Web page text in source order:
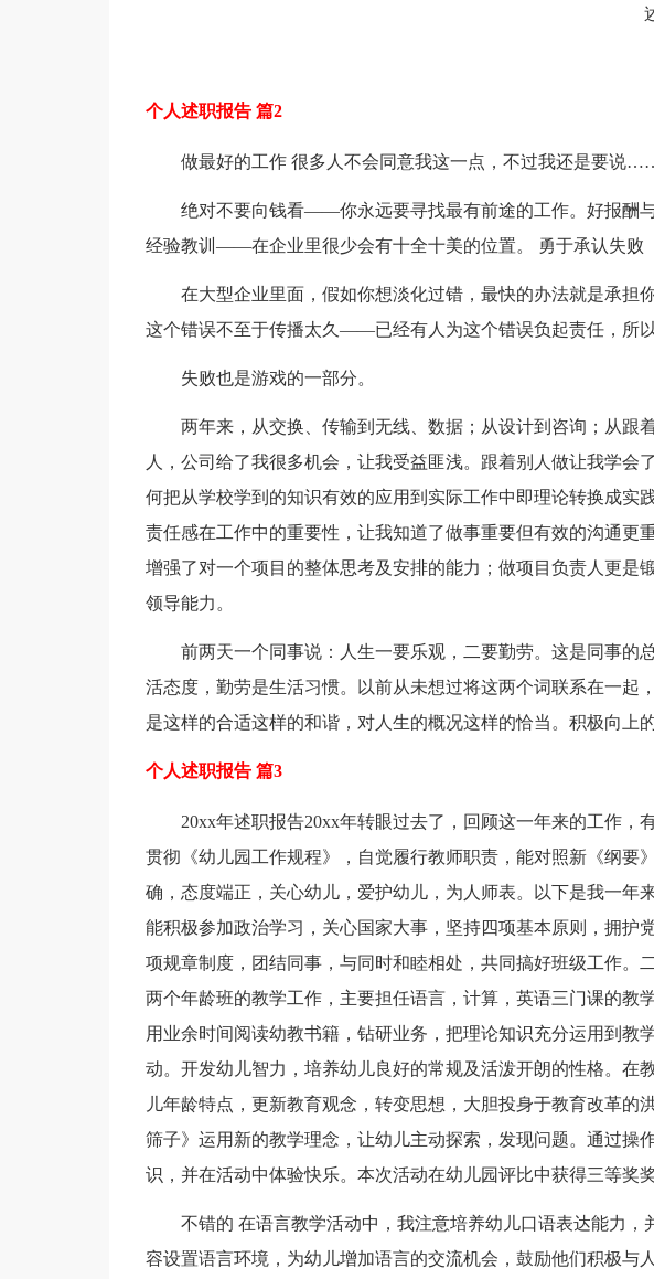
述
个人述职报告 篇2
做最好的工作 很多人不会同意我这一点，不过我还是要说
绝对不要向钱看——你永远要寻找最有前途的工作。好报酬
经验教训——在企业里很少会有十全十美的位置。 勇于承认失败
在大型企业里面，假如你想淡化过错，最快的办法就是承担
这个错误不至于传播太久——已经有人为这个错误负起责任，所以
失败也是游戏的一部分。
两年来，从交换、传输到无线、数据；从设计到咨询；从跟
人，公司给了我很多机会，让我受益匪浅。跟着别人做让我学会
何把从学校学到的知识有效的应用到实际工作中即理论转换成实
责任感在工作中的重要性，让我知道了做事重要但有效的沟通更
增强了对一个项目的整体思考及安排的能力；做项目负责人更是
领导能力。
前两天一个同事说：人生一要乐观，二要勤劳。这是同事的
活态度，勤劳是生活习惯。以前从未想过将这两个词联系在一起
是这样的合适这样的和谐，对人生的概况这样的恰当。积极向上
个人述职报告 篇3
20xx年述职报告20xx年转眼过去了，回顾这一年来的工作，
贯彻《幼儿园工作规程》，自觉履行教师职责，能对照新《纲要
确，态度端正，关心幼儿，爱护幼儿，为人师表。以下是我一年
能积极参加政治学习，关心国家大事，坚持四项基本原则，拥护
项规章制度，团结同事，与同时和睦相处，共同搞好班级工作。
两个年龄班的教学工作，主要担任语言，计算，英语三门课的教
用业余时间阅读幼教书籍，钻研业务，把理论知识充分运用到教
动。开发幼儿智力，培养幼儿良好的常规及活泼开朗的性格。在
儿年龄特点，更新教育观念，转变思想，大胆投身于教育改革的
筛子》运用新的教学理念，让幼儿主动探索，发现问题。通过操
识，并在活动中体验快乐。本次活动在幼儿园评比中获得三等奖奖
不错的 在语言教学活动中，我注意培养幼儿口语表达能力，
容设置语言环境，为幼儿增加语言的交流机会，鼓励他们积极与